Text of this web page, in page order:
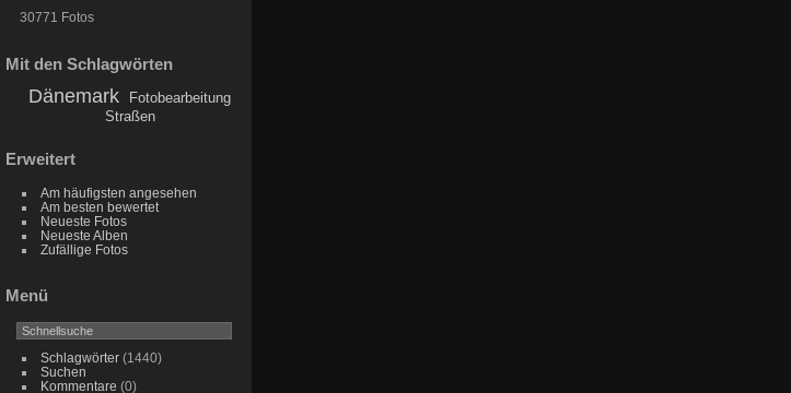
30771 Fotos
Mit den Schlagwörten
Dänemark
Fotobearbeitung
Straßen
Erweitert
Am häufigsten angesehen
Am besten bewertet
Neueste Fotos
Neueste Alben
Zufällige Fotos
Menü
Schlagwörter(1440)
Suchen
Kommentare (0)